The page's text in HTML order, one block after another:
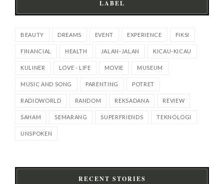
LABEL
BEAUTY DREAMS EVENT EXPERIENCE FIKSI
FINANCIAL HEALTH JALAN-JALAN KICAU-KICAU
KULINER LOVE - LIFE MOVIE MUSEUM
MUSIC AND SONG PARENTING POTRET
RADIOWORLD RANDOM REKSADANA REVIEW
SAHAM SEMARANG SUPERFRIENDS TEKNOLOGI
UNSPOKEN
RECENT STORIES